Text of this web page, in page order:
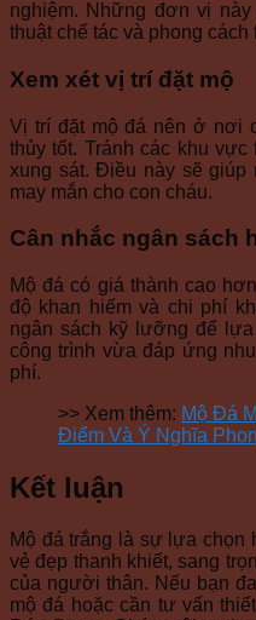
nghiệm. Những đơn vị
thuật chế tác và phong
Xem xét vị trí đặt mộ
Vị trí đặt mộ đá nên ở nơi
thủy tốt. Tránh các khu
xung sát. Điều này sẽ giúp
may mắn cho con cháu.
Cân nhắc ngân sách
Mộ đá có giá thành cao
độ khan hiếm và chi phí
ngân sách kỹ lưỡng để
công trình vừa đáp ứng
phí.
>> Xem thêm: Mộ Đá
Điểm Và Ý Nghĩa
Kết luận
Mộ đá trắng là sự lựa chọn
vẻ đẹp thanh khiết, sang
của người thân. Nếu bạn
mộ đá hoặc cần tư vấn